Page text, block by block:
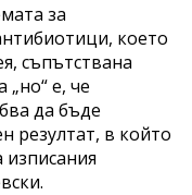
за
което
съпътствана
„но“ е, че
да бъде
резултат, в който